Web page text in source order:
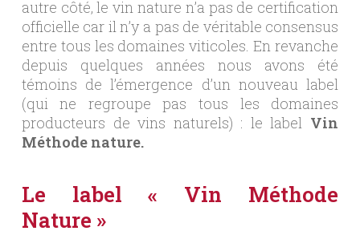
autre côté, le vin nature n’a pas de certification
officielle car il n’y a pas de véritable consensus
entre tous les domaines viticoles. En revanche
depuis quelques années nous avons été
témoins de l’émergence d’un nouveau label
(qui ne regroupe pas tous les domaines
producteurs de vins naturels) : le label Vin
Méthode nature.
Le label « Vin Méthode
Nature »